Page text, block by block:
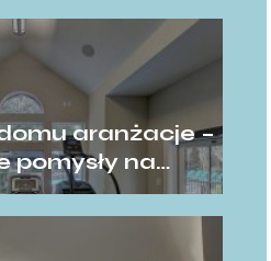
aranżacje –
pomysły na